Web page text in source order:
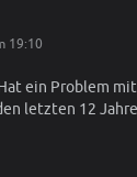
19:10
ein Problem
letzten 12